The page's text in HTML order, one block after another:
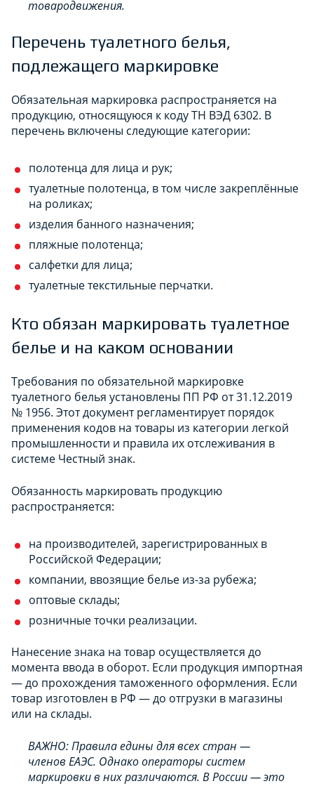
товародвижения.
Перечень туалетного белья,
подлежащего маркировке
Обязательная маркировка распространяется на
продукцию, относящуюся к коду ТН ВЭД 6302. В
перечень включены следующие категории:
полотенца для лица и рук;
туалетные полотенца, в том числе закреплённые
на роликах;
изделия банного назначения;
пляжные полотенца;
салфетки для лица;
туалетные текстильные перчатки.
Кто обязан маркировать туалетное
белье и на каком основании
Требования по обязательной маркировке
туалетного белья установлены ПП РФ от 31.12.2019
№ 1956. Этот документ регламентирует порядок
применения кодов на товары из категории легкой
промышленности и правила их отслеживания в
системе Честный знак.
Обязанность маркировать продукцию
распространяется:
на производителей, зарегистрированных в
Российской Федерации;
компании, ввозящие белье из-за рубежа;
оптовые склады;
розничные точки реализации.
Нанесение знака на товар осуществляется до
момента ввода в оборот. Если продукция импортная
— до прохождения таможенного оформления. Если
товар изготовлен в РФ — до отгрузки в магазины
или на склады.
ВАЖНО: Правила едины для всех стран —
членов ЕАЭС. Однако операторы систем
маркировки в них различаются. В России — это